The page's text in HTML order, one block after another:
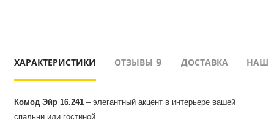
ХАРАКТЕРИСТИКИ ОТЗЫВЫ 9 ДОСТАВКА
Комод Эйр 16.241 – элегантный акцент в интерьере вашей
спальни или гостиной.